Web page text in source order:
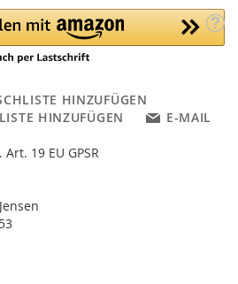
HINZUFÜGEN
HINZUFÜGEN
E-MAIL
19 EU GPSR